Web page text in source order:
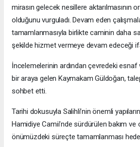
mirasın gelecek nesillere aktarılmasının
olduğunu vurguladı. Devam eden
tamamlanmasıyla birlikte caminin daha
şekilde hizmet vermeye devam edeceği
İncelemelerinin ardından çevredeki
bir araya gelen Kaymakam Güldoğan,
sohbet etti.
Tarihi dokusuyla Salihli’nin önemli
Hamidiye Camii’nde sürdürülen bakım ve
önümüzdeki süreçte tamamlanması